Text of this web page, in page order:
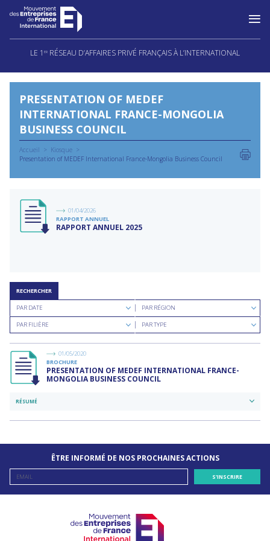
Aller
LE 1 ER RÉSEAU D’AFFAIRES PRIVÉ FRANÇAIS À L’INTERNATIONAL
PRESENTATION OF MEDEF
INTERNATIONAL FRANCE-MONGOLIA
BUSINESS COUNCIL
Accueil
Kiosque
Presentation of MEDEF International France-Mongolia Business Council
01/04/2026
RAPPORT ANNUEL
RAPPORT ANNUEL 2025
RECHERCHER
Rechercher
par
date
PAR DATE
Rechercher
par
région
PAR RÉGION
Rechercher
parPAR FILIÈRE
Rechercher
parPAR TYPE
01/05/2020
BROCHURE
PRESENTATION OF MEDEF INTERNATIONAL FRANCE-
MONGOLIA BUSINESS COUNCIL
RÉSUMÉ
ÊTRE INFORMÉ DE NOS PROCHAINES ACTIONS